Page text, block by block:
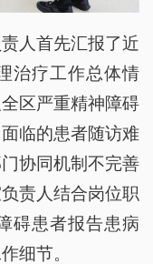
人首先汇报了近
治疗工作总体情
区严重精神障碍
临的患者随访难
协同机制不完善
责人结合岗位职
碍患者报告患病
细节。